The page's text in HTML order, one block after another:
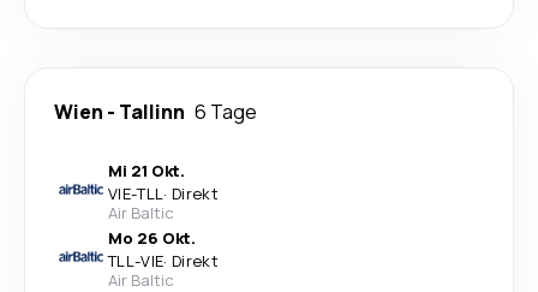
Wien - Tallinn 6 Tage
Mi 21 Okt.
VIE-TLL· Direkt
Air Baltic
Mo 26 Okt.
TLL-VIE· Direkt
Air Baltic